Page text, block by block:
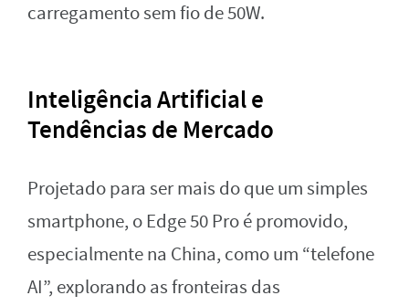
carregamento sem fio de 50W.
Inteligência Artificial e
Tendências de Mercado
Projetado para ser mais do que um simples
smartphone, o Edge 50 Pro é promovido,
especialmente na China, como um “telefone
AI”, explorando as fronteiras das